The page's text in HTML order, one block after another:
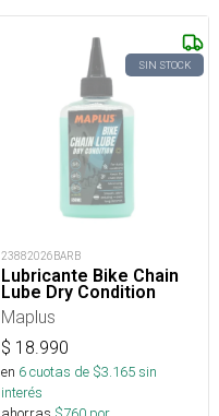
SIN STOCK
23882026BARB
Lubricante Bike Chain
Lube Dry Condition
Maplus
$ 18.990
en 6cuotas de $3.165sin
interés